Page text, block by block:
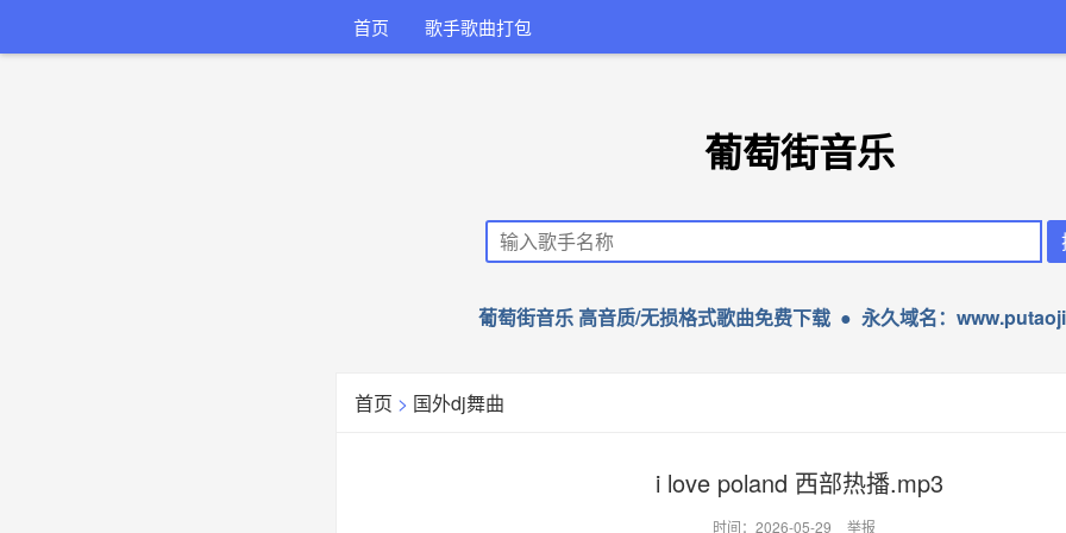
首页 歌手歌曲打包
葡萄街音乐
葡萄街音乐 高音质/无损格式歌曲免费下载 ● 永久域名：
首页 > 国外dj舞曲
i love poland 西部热播.mp3
时间：2026-05-29 举报